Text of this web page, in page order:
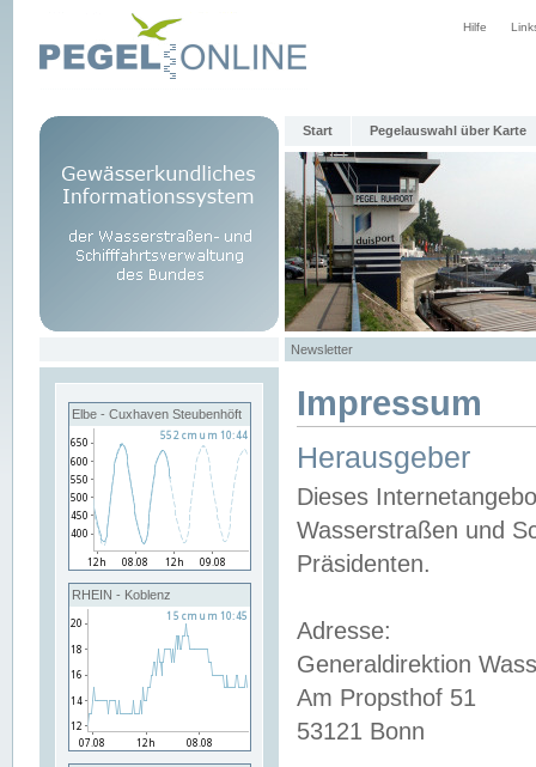
Hilfe
Start Pegelauswahl über Karte
Newsletter
Elbe - Cuxhaven Steubenhöft
RHEIN - Koblenz
Impressum
Herausgeber
Dieses
Wasserstraßen und
Präsidenten.
Adresse:
Generaldirektion
Am Propsthof 51
53121 Bonn